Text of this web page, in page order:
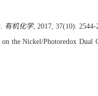
有机化学, 2017, 37(10): 2544-
the Nickel/Photoredox Dual